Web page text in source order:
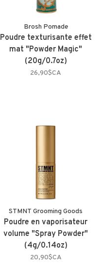
Brosh Pomade
Poudre texturisante effet
mat "Powder Magic"
(20g/0.7oz)
26,90$CA
STMNT Grooming Goods
Poudre en vaporisateur
volume "Spray Powder"
(4g/0.14oz)
20,90$CA